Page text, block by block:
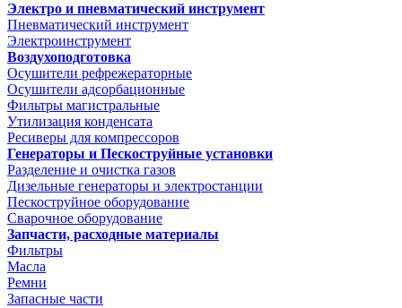
Электро и пневматический инструмент
Пневматический инструмент
Электроинструмент
Воздухоподготовка
Осушители рефрежераторные
Осушители адсорбационные
Фильтры магистральные
Утилизация конденсата
Ресиверы для компрессоров
Генераторы и Пескоструйные установки
Разделение и очистка газов
Дизельные генераторы и электростанции
Пескоструйное оборудование
Сварочное оборудование
Запчасти, расходные материалы
Фильтры
Масла
Ремни
Запасные части